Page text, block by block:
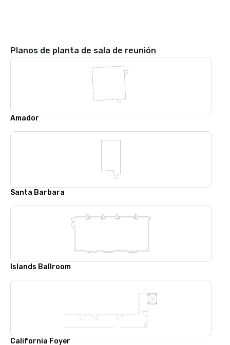
Planos de planta de sala de reunión
Amador
Santa Barbara
Islands Ballroom
California Foyer